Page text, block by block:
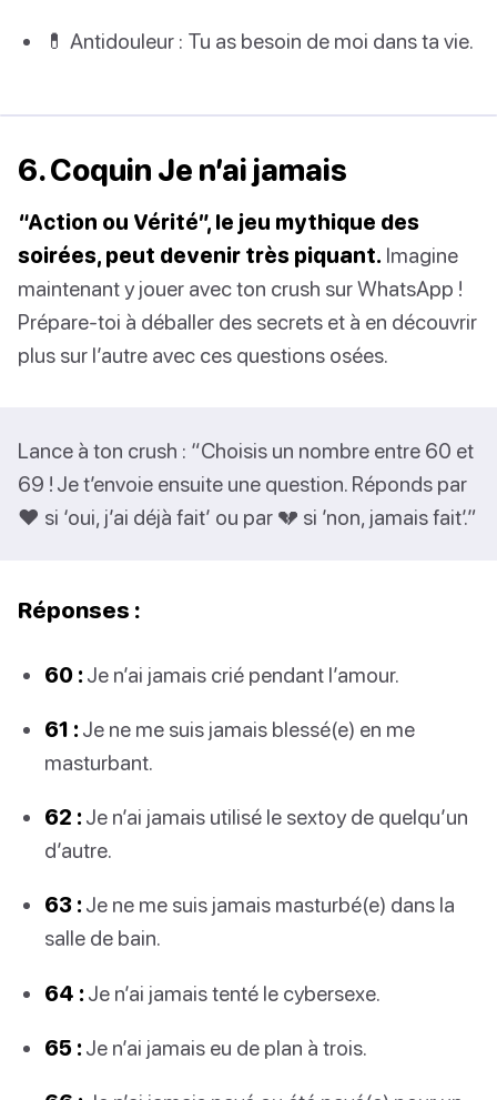
💊 Antidouleur : Tu as besoin de moi dans ta vie.
6. Coquin Je n’ai jamais
“Action ou Vérité”, le jeu mythique des
soirées, peut devenir très piquant. Imagine
maintenant y jouer avec ton crush sur WhatsApp !
Prépare-toi à déballer des secrets et à en découvrir
plus sur l’autre avec ces questions osées.
Lance à ton crush : “Choisis un nombre entre 60 et
69 ! Je t’envoie ensuite une question. Réponds par
❤️ si ‘oui, j’ai déjà fait’ ou par 💔 si ’non, jamais fait’.”
Réponses :
60 : Je n’ai jamais crié pendant l’amour.
61 : Je ne me suis jamais blessé(e) en me
masturbant.
62 : Je n’ai jamais utilisé le sextoy de quelqu’un
d’autre.
63 : Je ne me suis jamais masturbé(e) dans la
salle de bain.
64 : Je n’ai jamais tenté le cybersexe.
65 : Je n’ai jamais eu de plan à trois.